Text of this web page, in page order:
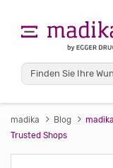
madika Blog
Trusted Shops